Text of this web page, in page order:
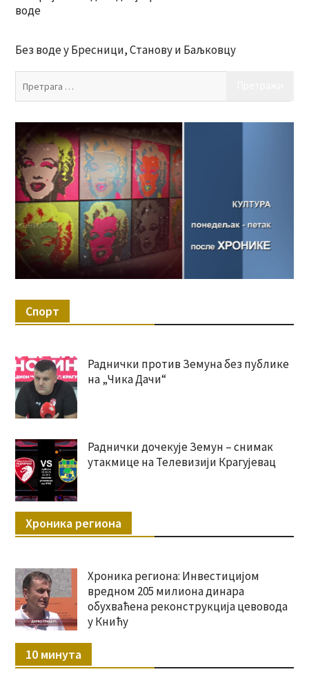
воде
Без воде у Бресници, Станову и Баљковцу
Спорт
Раднички против Земуна без публике
на „Чика Дачи“
Раднички дочекује Земун – снимак
утакмице на Телевизији Крагујевац
Хроника региона
Хроника региона: Инвестицијом
вредном 205 милиона динара
обухваћена реконструкција цевовода
у Книћу
10 минута